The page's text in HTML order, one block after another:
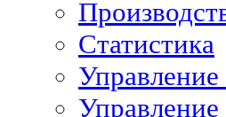
Статистика
Управление